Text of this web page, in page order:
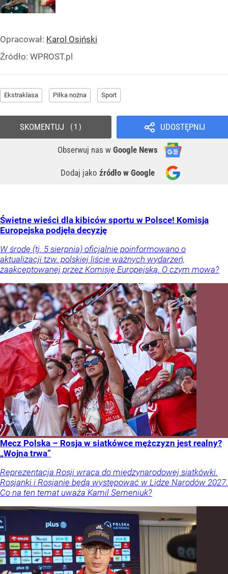
Opracował: Karol Osiński
Źródło: WPROST.pl
Ekstraklasa Piłka nożna Sport
UDOSTĘPNIJ
Obserwuj nas w Google News
Dodaj jako źródło w Google
SKOMENTUJ 1
Świetne wieści dla kibiców sportu w Polsce! Komisja
Europejska podjęła decyzję
W środę (tj. 5 sierpnia) oficjalnie poinformowano o
aktualizacji tzw. polskiej liście ważnych wydarzeń,
zaakceptowanej przez Komisję Europejską. O czym mowa?
Mecz Polska – Rosja w siatkówce mężczyzn jest realny?
„Wojna trwa”
Reprezentacja Rosji wraca do międzynarodowej siatkówki.
Rosjanki i Rosjanie będą występować w Lidze Narodów 2027.
Co na ten temat uważa Kamil Semeniuk?